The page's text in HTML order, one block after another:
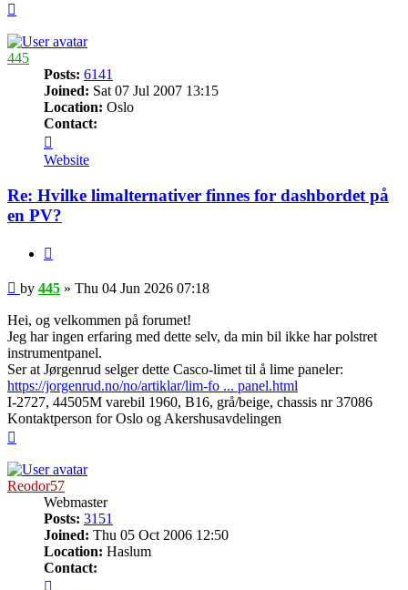
445
Posts: 6141
Joined: Sat 07 Jul 2007 13:15
Location: Oslo
Contact:
445
Website
Re: Hvilke limalternativer finnes for dashbordet på
en PV?
Post
by 445 » Thu 04 Jun 2026 07:18
Hei, og velkommen på forumet!
Jeg har ingen erfaring med dette selv, da min bil ikke har polstret
instrumentpanel.
Ser at Jørgenrud selger dette Casco-limet til å lime paneler:
https://jorgenrud.no/no/artiklar/lim-fo ... panel.html
I-2727, 44505M varebil 1960, B16, grå/beige, chassis nr 37086
Kontaktperson for Oslo og Akershusavdelingen
Reodor57
Webmaster
Posts: 3151
Joined: Thu 05 Oct 2006 12:50
Location: Haslum
Contact: